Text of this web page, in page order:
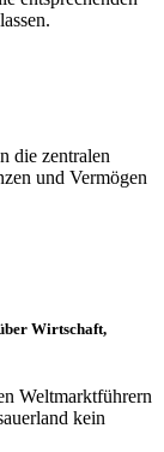
die zentralen
und Vermögen
Wirtschaft,
Weltmarktführern
kein